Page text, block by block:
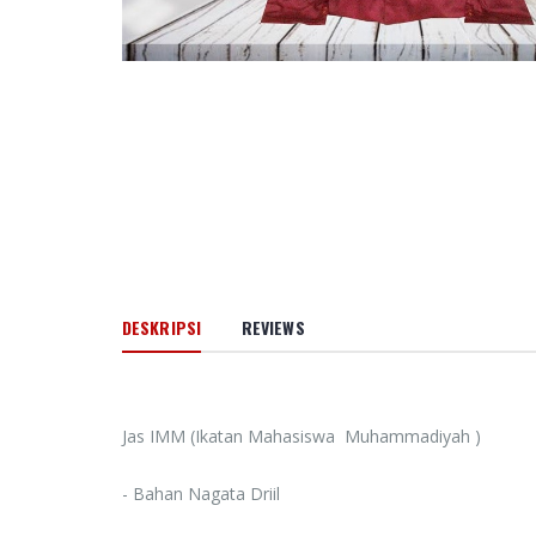
DESKRIPSI REVIEWS
Jas IMM (Ikatan Mahasiswa Muhammadiyah )
- Bahan Nagata Driil